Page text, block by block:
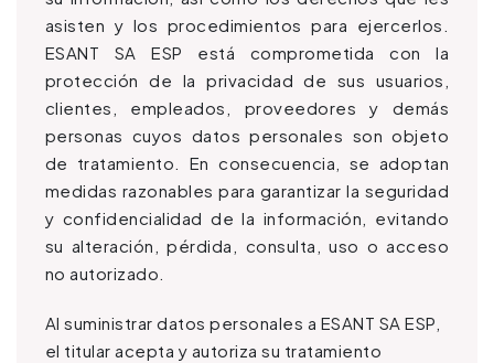
asisten y los procedimientos para ejercerlos.
ESANT SA ESP está comprometida con la
protección de la privacidad de sus usuarios,
clientes, empleados, proveedores y demás
personas cuyos datos personales son objeto
de tratamiento. En consecuencia, se adoptan
medidas razonables para garantizar la seguridad
y confidencialidad de la información, evitando
su alteración, pérdida, consulta, uso o acceso
no autorizado.
Al suministrar datos personales a ESANT SA ESP,
el titular acepta y autoriza su tratamiento